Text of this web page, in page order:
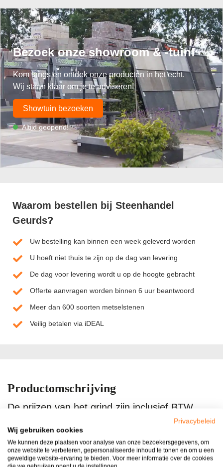
Bezoek onze showroom & -tuin!
Kom langs en ontdek onze producten in het echt.
Wij staan klaar om je te adviseren!
Showtuin bezoeken
Altijd geopend!
Waarom bestellen bij Steenhandel
Geurds?
Uw bestelling kan binnen een week geleverd worden
U hoeft niet thuis te zijn op de dag van levering
De dag voor levering wordt u op de hoogte gebracht
Offerte aanvragen worden binnen 6 uur beantwoord
Meer dan 600 soorten metselstenen
Veilig betalen via iDEAL
Productomschrijving
De prijzen van het grind zijn inclusief BTW.
Transport kosten zijn 58,- inclusief BTW door
heel Nederland geleverd met uitzondering van
de Waddeneilanden. Nordic grey grind is een
Privacybeleid
Wij gebruiken cookies
We kunnen deze plaatsen voor analyse van onze bezoekersgegevens, om
onze website te verbeteren, gepersonaliseerde inhoud te tonen en om u een
geweldige website-ervaring te bieden. Voor meer informatie over de cookies